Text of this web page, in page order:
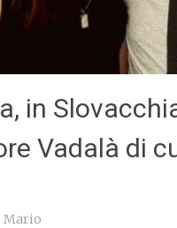
in
Vadalà di
Mario